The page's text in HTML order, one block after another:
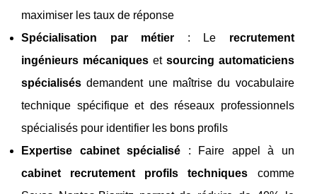
maximiser les taux de réponse
Spécialisation par métier : Le recrutement
ingénieurs mécaniqueset sourcing automaticiens
spécialisés demandent une maîtrise du vocabulaire
technique spécifique et des réseaux professionnels
spécialisés pour identifier les bons profils
Expertise cabinet spécialisé : Faire appel à un
cabinet recrutement profils techniques comme